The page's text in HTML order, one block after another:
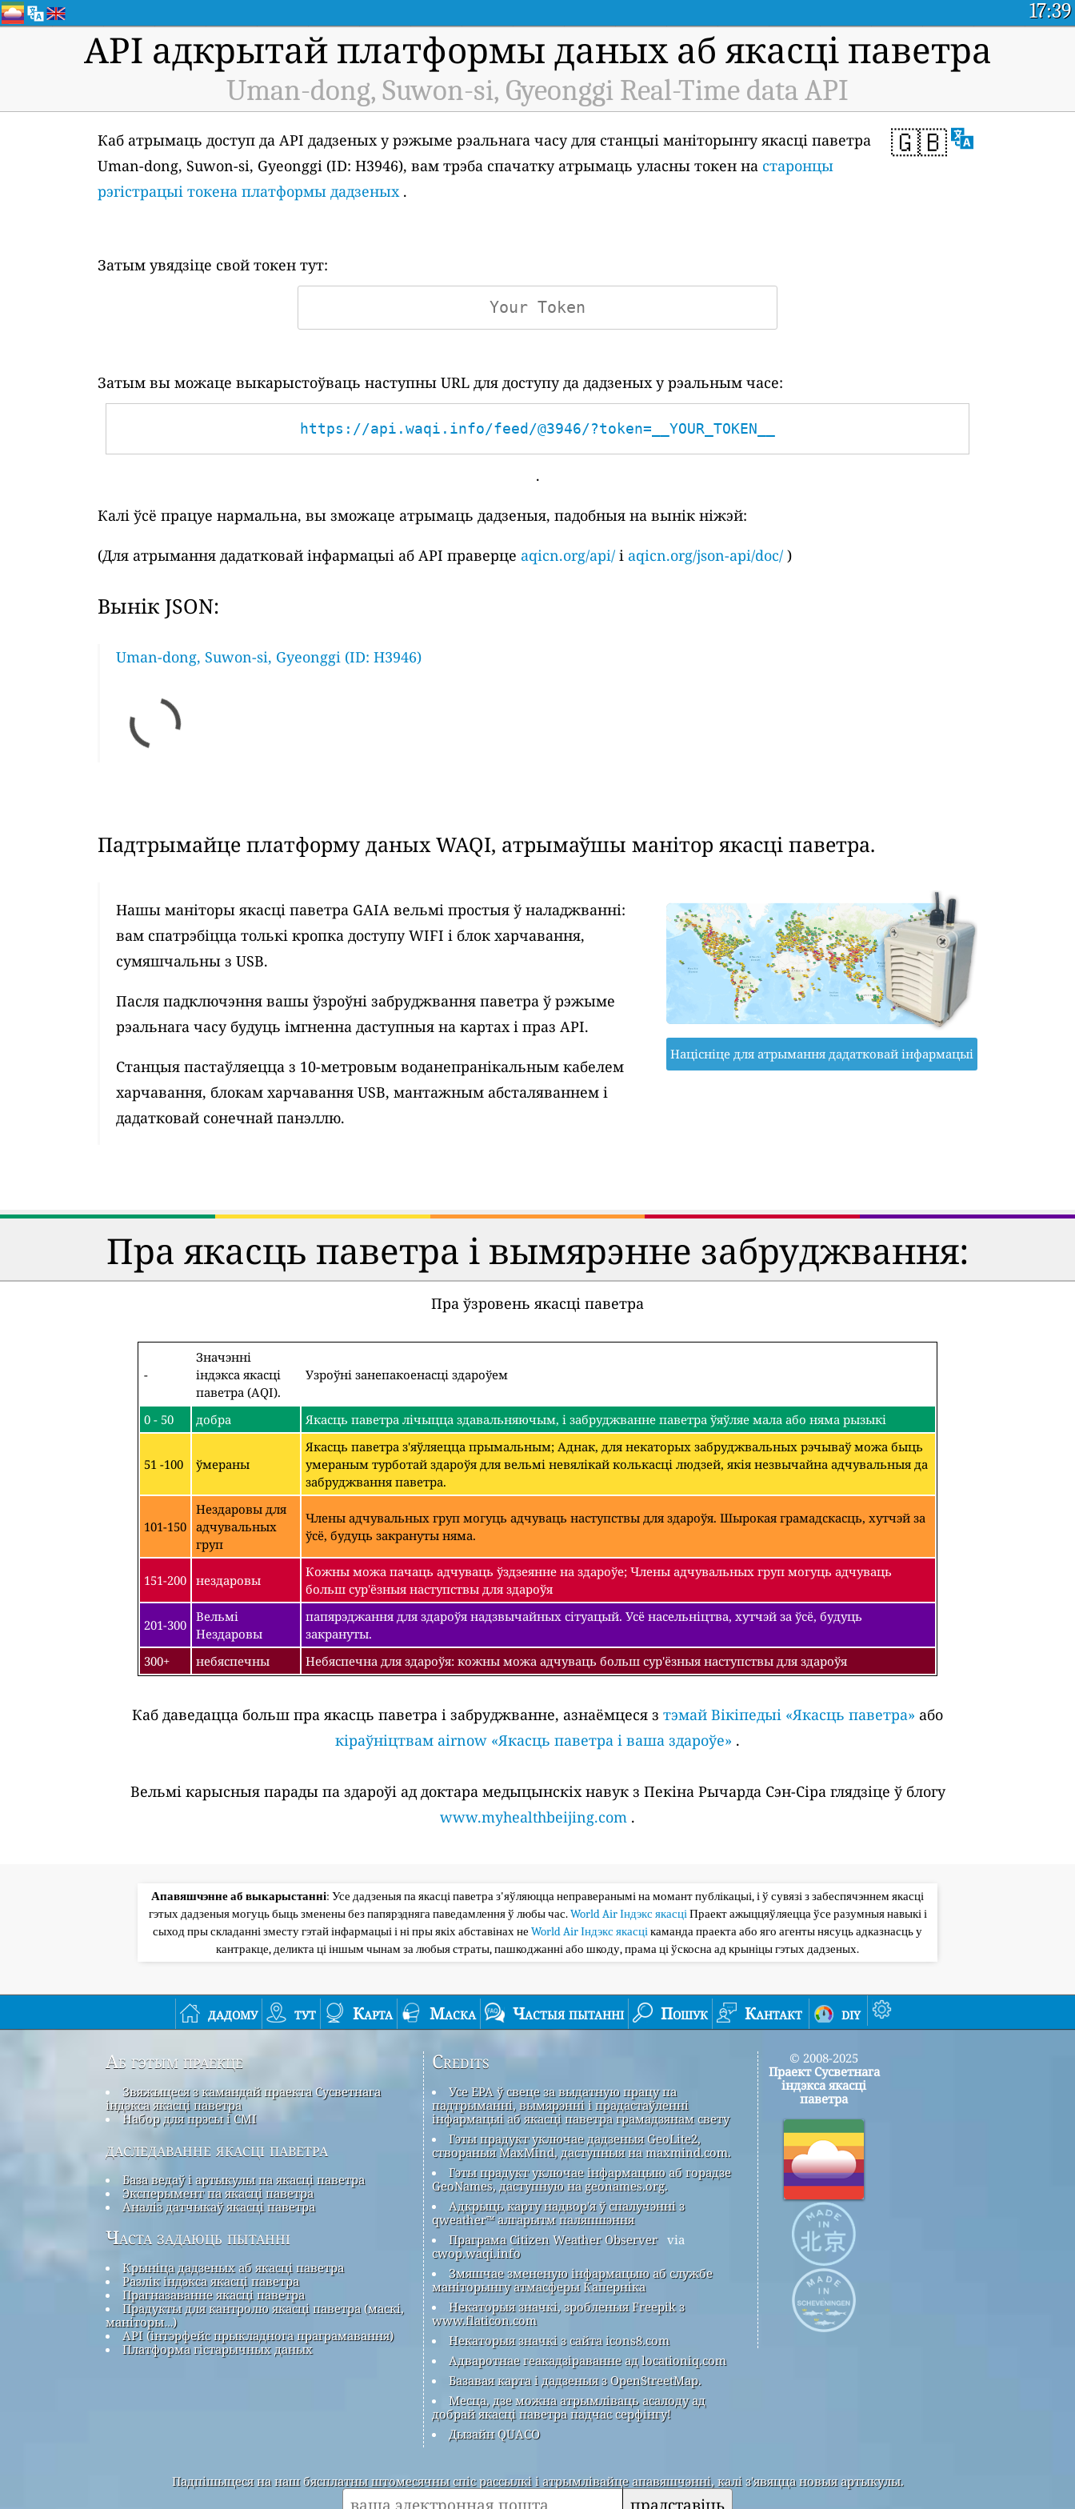
17:39
API адкрытай платформы даных аб якасці паветра
Uman-dong, Suwon-si, Gyeonggi Real-Time data API
🇬🇧
Каб атрымаць доступ да API дадзеных у рэжыме рэальнага часу для станцыі маніторынгу якасці паветра
Uman-dong, Suwon-si, Gyeonggi (ID: H3946), вам трэба спачатку атрымаць уласны токен на старонцы
рэгістрацыі токена платформы дадзеных.
Затым увядзіце свой токен тут:
Затым вы можаце выкарыстоўваць наступны URL для доступу да дадзеных у рэальным часе:
https://api.waqi.info/feed/@3946/?token=__YOUR_TOKEN__
.
Калі ўсё працуе нармальна, вы зможаце атрымаць дадзеныя, падобныя на вынік ніжэй:
(Для атрымання дадатковай інфармацыі аб API праверце aqicn.org/api/ і aqicn.org/json-api/doc/ )
Вынік JSON:
Uman-dong, Suwon-si, Gyeonggi (ID: H3946)
Падтрымайце платформу даных WAQI, атрымаўшы манітор якасці паветра.
Нашы маніторы якасці паветра GAIA вельмі простыя ў наладжванні:
вам спатрэбіцца толькі кропка доступу WIFI і блок харчавання,
сумяшчальны з USB.
Пасля падключэння вашы ўзроўні забруджвання паветра ў рэжыме
рэальнага часу будуць імгненна даступныя на картах і праз API.
Станцыя пастаўляецца з 10-метровым воданепранікальным кабелем
харчавання, блокам харчавання USB, мантажным абсталяваннем і
дадатковай сонечнай панэллю.
Націсніце для атрымання дадатковай інфармацыі
Пра якасць паветра і вымярэнне забруджвання:
Пра ўзровень якасці паветра
-
Значэнні
індэкса якасці
паветра (AQI).
Узроўні занепакоенасці здароўем
0 - 50 добра Якасць паветра лічыцца здавальняючым, і забруджванне паветра ўяўляе мала або няма рызыкі
51 -100 ўмераны
Якасць паветра з'яўляецца прымальным; Аднак, для некаторых забруджвальных рэчываў можа быць
умераным турботай здароўя для вельмі невялікай колькасці людзей, якія незвычайна адчувальныя да
забруджвання паветра.
101-150
Нездаровы для
адчувальных
груп
Члены адчувальных груп могуць адчуваць наступствы для здароўя. Шырокая грамадскасць, хутчэй за
ўсё, будуць закрануты няма.
151-200 нездаровы
Кожны можа пачаць адчуваць ўздзеянне на здароўе; Члены адчувальных груп могуць адчуваць
больш сур'ёзныя наступствы для здароўя
201-300
Вельмі
Нездаровы
папярэджання для здароўя надзвычайных сітуацый. Усё насельніцтва, хутчэй за ўсё, будуць
закрануты.
300+
небяспечны Небяспечна для здароўя: кожны можа адчуваць больш сур'ёзныя наступствы для здароўя
Каб даведацца больш пра якасць паветра і забруджванне, азнаёмцеся з тэмай Вікіпедыі «Якасць паветра» або
кіраўніцтвам airnow «Якасць паветра і ваша здароўе» .
Вельмі карысныя парады па здароўі ад доктара медыцынскіх навук з Пекіна Рычарда Сэн-Сіра глядзіце ў блогу
www.myhealthbeijing.com .
Апавяшчэнне аб выкарыстанні: Усе дадзеныя па якасці паветра з'яўляюцца неправеранымі на момант публікацыі, і ў сувязі з забеспячэннем якасці
гэтых дадзеныя могуць быць зменены без папярэдняга паведамлення ў любы час.World Air Індэкс якасціПраект ажыццяўляецца ўсе разумныя навыкі і
сыход пры складанні зместу гэтай інфармацыі і ні пры якіх абставінах не World Air Індэкс якасцікаманда праекта або яго агенты нясуць адказнасць у
кантракце, деликта ці іншым чынам за любыя страты, пашкоджанні або шкоду, прама ці ўскосна ад крыніцы гэтых дадзеных.
дадому тут Карта Маска Частыя пытанні Пошук Кантакт diy
Аб гэтым праекце
Звяжыцеся з камандай праекта Сусветнага
індэкса якасці паветра
Набор для прэсы і СМІ
даследаванне якасці паветра
База ведаў і артыкулы па якасці паветра
Эксперымент па якасці паветра
Аналіз датчыкаў якасці паветра
Часта задаюць пытанні
Крыніца дадзеных аб якасці паветра
Разлік індэкса якасці паветра
Прагназаванне якасці паветра
Прадукты для кантролю якасці паветра (маскі,
маніторы…)
API (інтэрфейс прыкладнога праграмавання)
Платформа гістарычных даных
Credits
Усе EPA ў свеце за выдатную працу па
падтрыманні, вымярэнні і прадастаўленні
інфармацыі аб якасці паветра грамадзянам свету
Гэты прадукт уключае дадзеныя GeoLite2,
створаныя MaxMind, даступныя на maxmind.com.
Гэты прадукт уключае інфармацыю аб горадзе
GeoNames, даступную на geonames.org.
Адкрыць карту надвор'я ў спалучэнні з
qweather™ алгарытм паляпшэння
Праграма Citizen Weather Observer via
cwop.waqi.info
Змяшчае змененую інфармацыю аб службе
маніторынгу атмасферы Каперніка
Некаторыя значкі, зробленыя Freepik з
www.flaticon.com
Некаторыя значкі з сайта icons8.com
Адваротнае геакадзіраванне ад locationiq.com
Базавая карта і дадзеныя з OpenStreetMap.
Месца, дзе можна атрымліваць асалоду ад
добрай якасці паветра падчас серфінгу!
Дызайн QUACO
© 2008-2025
Праект Сусветнага
індэкса якасці
паветра
Падпішыцеся на наш бясплатны штомесячны спіс рассылкі і атрымлівайце апавяшчэнні, калі з'явяцца новыя артыкулы.
прадставіць